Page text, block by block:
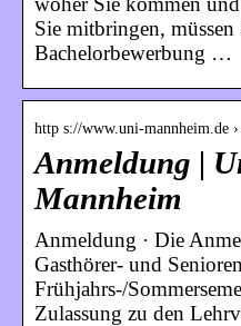
Sie mitbringen,
Bachelorbewerbung …
http s://www.uni-mannheim.de
Anmeldung |
Mannheim
Anmeldung · Die
Gasthörer- und
Frühjahrs-/
Zulassung zu den